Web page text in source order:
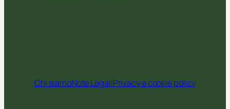
Chi siamoNote LegaliPrivacy e cookie policy